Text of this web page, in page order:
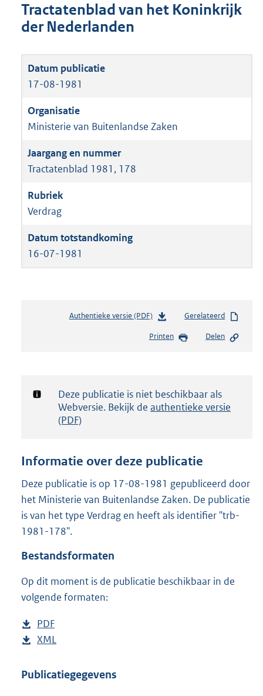
Tractatenblad van het Koninkrijk
der Nederlanden
17-08-1981
Ministerie van Buitenlandse Zaken
Tractatenblad 1981, 178
Verdrag
16-07-1981
Authentieke versie (PDF)b
s
d
g
t
e
:
2
Gerelateerd
Printen Delen
Notificatie:
Deze publicatie is niet beschikbaar als
Webversie. Bekijk de authentieke versie
(PDF)
Informatie over deze publicatie
Deze publicatie is op 17-08-1981 gepubliceerd door
het Ministerie van Buitenlandse Zaken. De publicatie
is van het type Verdrag en heeft als identifier "trb-
1981-178".
Bestandsformaten
Op dit moment is de publicatie beschikbaar in de
volgende formaten:
D
o
n
PDF
e
t
D
w
XML
s
Publicatiegegevens